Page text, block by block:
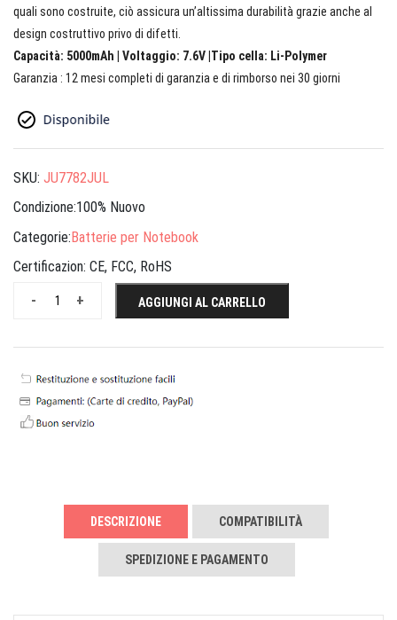
quali sono costruite, ciò assicura un’altissima durabilità grazie anche al
design costruttivo privo di difetti.
Capacità: 5000mAh | Voltaggio: 7.6V |Tipo cella: Li-Polymer
Garanzia : 12 mesi completi di garanzia e di rimborso nei 30 giorni
SKU: JU7782JUL
Condizione:100% Nuovo
Categorie:Batterie per Notebook
Certificazion: CE, FCC, RoHS
+
- AGGIUNGI AL CARRELLO
DESCRIZIONE COMPATIBILITÀ
SPEDIZIONE E PAGAMENTO